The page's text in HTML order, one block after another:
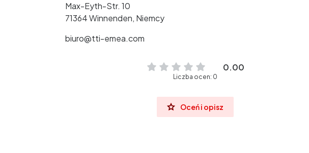
Max-Eyth-Str. 10
71364 Winnenden, Niemcy
biuro@tti-emea.com
0.00
Liczba ocen: 0
Oceń i opisz